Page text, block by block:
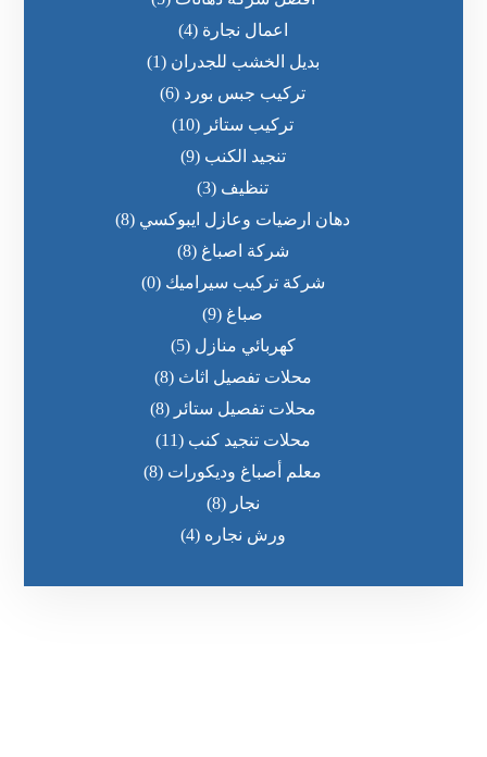
اعمال نجارة (4)
بديل الخشب للجدران (1)
تركيب جبس بورد (6)
تركيب ستائر (10)
تنجيد الكنب (9)
تنظيف (3)
دهان ارضيات وعازل ايبوكسي (8)
شركة اصباغ (8)
شركة تركيب سيراميك (0)
صباغ (9)
كهربائي منازل (5)
محلات تفصيل اثاث (8)
محلات تفصيل ستائر (8)
محلات تنجيد كنب (11)
معلم أصباغ وديكورات (8)
نجار (8)
ورش نجاره (4)